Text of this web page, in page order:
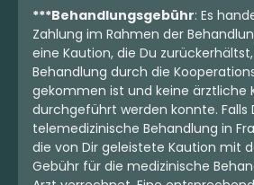
THC:22% CBD:1%
4.99 €
THC:
mehr laden
***Behandlungsgebühr: Es
Zahlung im Rahmen der
eine Kaution, die Du
Behandlung durch die
gekommen ist und keine ärztliche
durchgeführt werden konnte. Falls
telemedizinische Behandlung in
die von Dir geleistete Kaution mit
Gebühr für die medizinische